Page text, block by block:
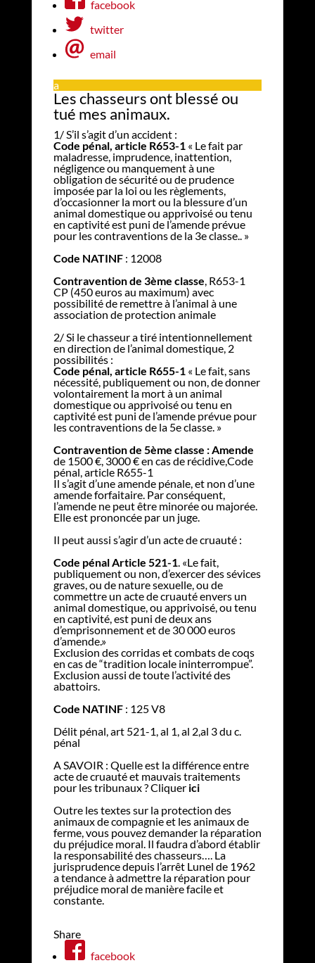
facebook
twitter
email
a
Les chasseurs ont blessé ou
tué mes animaux.
1/ S’il s’agit d’un accident :
Code pénal, article R653-1 « Le fait par
maladresse, imprudence, inattention,
négligence ou manquement à une
obligation de sécurité ou de prudence
imposée par la loi ou les règlements,
d’occasionner la mort ou la blessure d’un
animal domestique ou apprivoisé ou tenu
en captivité est puni de l’amende prévue
pour les contraventions de la 3e classe.. »
Code NATINF: 12008
Contravention de 3ème classe , R653-1
CP (450 euros au maximum) avec
possibilité de remettre à l’animal à une
association de protection animale
2/ Si le chasseur a tiré intentionnellement
en direction de l’animal domestique, 2
possibilités :
Code pénal, article R655-1 « Le fait, sans
nécessité, publiquement ou non, de donner
volontairement la mort à un animal
domestique ou apprivoisé ou tenu en
captivité est puni de l’amende prévue pour
les contraventions de la 5e classe. »
Contravention de 5ème classe : Amende
de 1500 €, 3000 € en cas de récidive,Code
pénal, article R655-1
Il s’agit d’une amende pénale, et non d’une
amende forfaitaire. Par conséquent,
l’amende ne peut être minorée ou majorée.
Elle est prononcée par un juge.
Il peut aussi s’agir d’un acte de cruauté :
Code pénal Article 521-1 . «Le fait,
publiquement ou non, d’exercer des sévices
graves, ou de nature sexuelle, ou de
commettre un acte de cruauté envers un
animal domestique, ou apprivoisé, ou tenu
en captivité, est puni de deux ans
d’emprisonnement et de 30 000 euros
d’amende.»
Exclusion des corridas et combats de coqs
en cas de “tradition locale ininterrompue”.
Exclusion aussi de toute l’activité des
abattoirs.
Code NATINF: 125 V8
Délit pénal, art 521-1, al 1, al 2,al 3 du c.
pénal
A SAVOIR : Quelle est la différence entre
acte de cruauté et mauvais traitements
pour les tribunaux ? Cliquer ici
Outre les textes sur la protection des
animaux de compagnie et les animaux de
ferme, vous pouvez demander la réparation
du préjudice moral. Il faudra d’abord établir
la responsabilité des chasseurs…. La
jurisprudence depuis l’arrêt Lunel de 1962
a tendance à admettre la réparation pour
préjudice moral de manière facile et
constante.
Share
facebook